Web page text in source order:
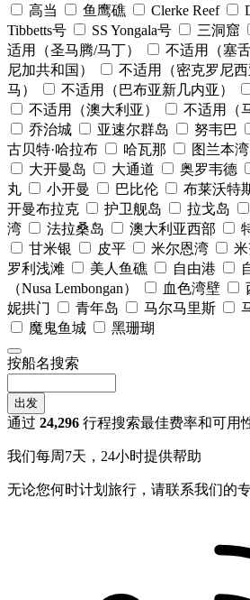
高当
鱼鹰礁 Clerke Reef
Tibbetts号
SS Yongala号 三洞窟
适用（圣马腾/马丁）
不适用（塞舌
尼加共和国）
不适用（密克罗尼西
马）
不适用（巴布亚新几内亚）
不适用（澳大利亚）
不适用（
乔治城
亚速尔群岛 努韦巴
古贝特·哈拉布
哈瓦那 图兰本湾
大开曼岛
大通道 奥罗韦德
丸
小开曼 巴比伦 布莱沃特
开曼布拉克
护卫舰岛 拉戈岛
湾
法拉桑岛 澳大利亚西部
甘米银
皮平 米尔恩湾
罗利浅滩
美人鱼礁 自由港
（Nusa Lembongan）
血色湾壁
妮拱门
青年岛 马尔马里斯
魔鬼鱼城
黑珊瑚
按船名搜索
出发
通过 24,296 行程搜索最佳费率和可用
我们每周7天，24小时提供帮助
无论您何时计划旅行，请联系我们的